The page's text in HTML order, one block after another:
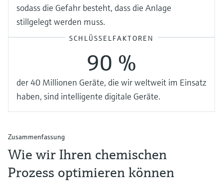
sodass die Gefahr besteht, dass die Anlage
stillgelegt werden muss.
SCHLÜSSELFAKTOREN
90 %
der 40 Millionen Geräte, die wir weltweit im Einsatz
haben, sind intelligente digitale Geräte.
Zusammenfassung
Wie wir Ihren chemischen
Prozess optimieren können